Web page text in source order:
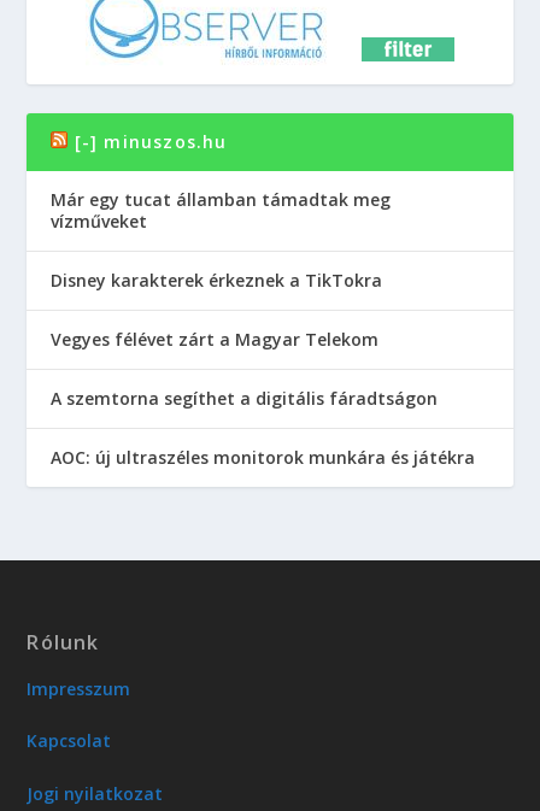
[-] minuszos.hu
Már egy tucat államban támadtak meg
vízműveket
Disney karakterek érkeznek a TikTokra
Vegyes félévet zárt a Magyar Telekom
A szemtorna segíthet a digitális fáradtságon
AOC: új ultraszéles monitorok munkára és játékra
Rólunk
Impresszum
Kapcsolat
Jogi nyilatkozat